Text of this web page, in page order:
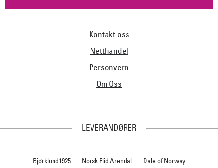
Kontakt oss
Netthandel
Personvern
Om Oss
LEVERANDØRER
Bjørklund1925 Norsk Flid Arendal Dale of Norway